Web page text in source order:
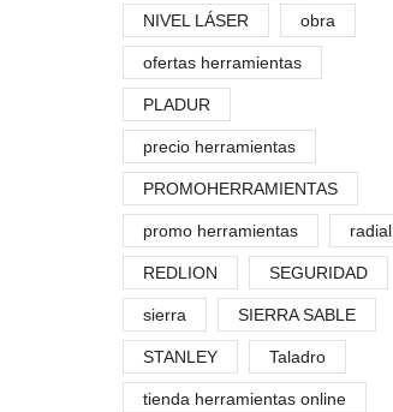
NIVEL LÁSER obra
ofertas herramientas
PLADUR
precio herramientas
PROMOHERRAMIENTAS
promo herramientas radial
REDLION SEGURIDAD
sierra SIERRA SABLE
STANLEY Taladro
tienda herramientas online